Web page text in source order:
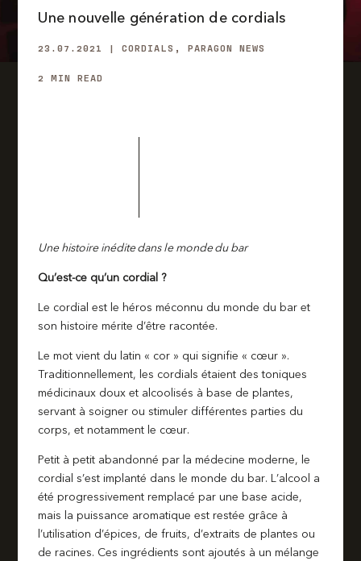
Une nouvelle génération de cordials
23.07.2021 |CORDIALS ,PARAGON NEWS
2 MIN READ
Une histoire inédite dans le monde du bar
Qu’est-ce qu’un cordial ?
Le cordial est le héros méconnu du monde du bar et
son histoire mérite d’être racontée.
Le mot vient du latin « cor » qui signifie « cœur ».
Traditionnellement, les cordials étaient des toniques
médicinaux doux et alcoolisés à base de plantes,
servant à soigner ou stimuler différentes parties du
corps, et notamment le cœur.
Petit à petit abandonné par la médecine moderne, le
cordial s’est implanté dans le monde du bar. L’alcool a
été progressivement remplacé par une base acide,
mais la puissance aromatique est restée grâce à
l’utilisation d’épices, de fruits, d’extraits de plantes ou
de racines. Ces ingrédients sont ajoutés à un mélange